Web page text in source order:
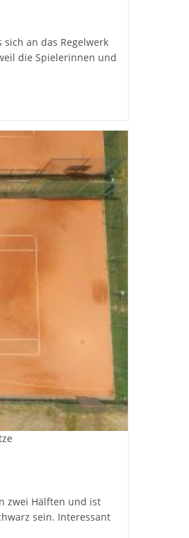
an das Regelwerk
die Spielerinnen und
zwei Hälften und ist
sein. Interessant